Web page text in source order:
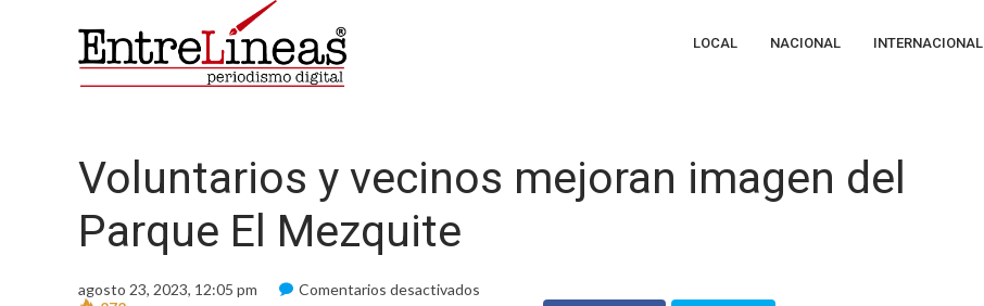
LOCAL NACIONAL INTERNACIONAL
Voluntarios y vecinos mejoran imagen del
Parque El Mezquite
agosto 23, 2023, 12:05 pm Comentarios desactivados